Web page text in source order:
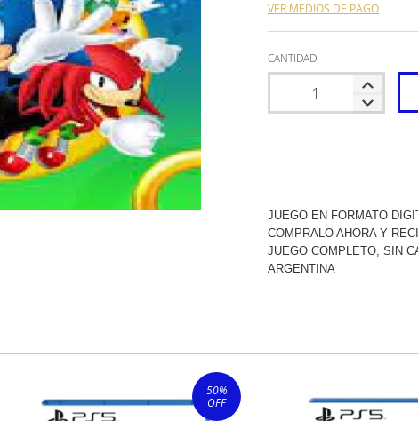
VER MEDIOS DE PAGO
CANTIDAD
JUEGO EN FORMATO
COMPRALO AHORA Y
JUEGO COMPLETO, SIN
ARGENTINA
50%
OFF